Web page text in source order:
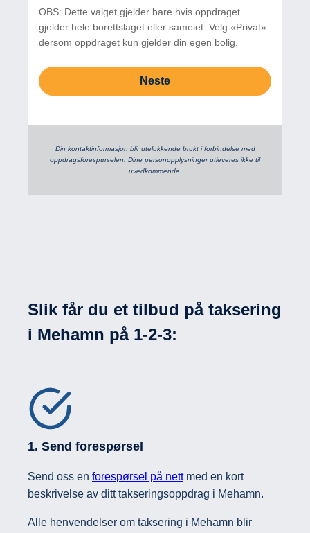
OBS: Dette valget gjelder bare hvis oppdraget
gjelder hele borettslaget eller sameiet. Velg «Privat»
dersom oppdraget kun gjelder din egen bolig.
Neste
Din kontaktinformasjon blir utelukkende brukt i forbindelse med
oppdrags­forespørselen. Dine person­­opplysninger utleveres ikke til
uvedkommende.
Slik får du et tilbud på taksering
i Mehamn på 1-2-3:
1. Send forespørsel
Send oss en forespørsel på nettmed en kort
beskrivelse av ditt takseringsoppdrag i Mehamn.
Alle henvendelser om taksering i Mehamn blir